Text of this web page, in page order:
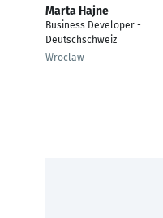
Marta Hajne
Business Developer -
Deutschschweiz
Wroclaw